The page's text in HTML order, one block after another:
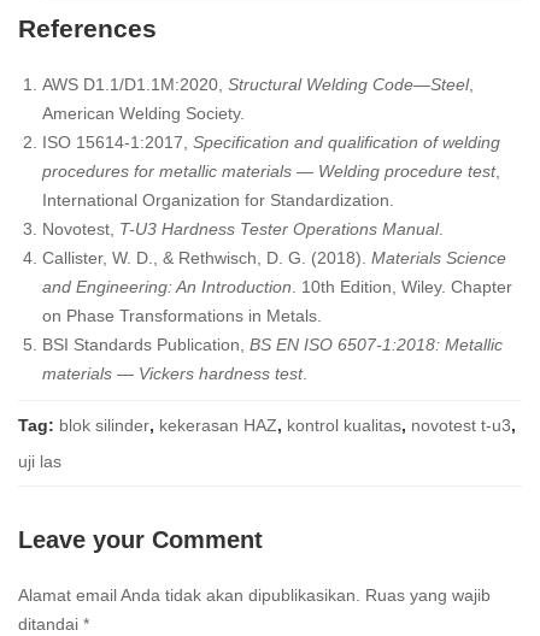
References
AWS D1.1/D1.1M:2020, Structural Welding Code—Steel,
American Welding Society.
ISO 15614-1:2017, Specification and qualification of welding
procedures for metallic materials — Welding procedure test,
International Organization for Standardization.
Novotest, T-U3 Hardness Tester Operations Manual.
Callister, W. D., & Rethwisch, D. G. (2018). Materials Science
and Engineering: An Introduction . 10th Edition, Wiley. Chapter
on Phase Transformations in Metals.
BSI Standards Publication, BS EN ISO 6507-1:2018: Metallic
materials — Vickers hardness test.
Tag: blok silinder, kekerasan HAZ, kontrol kualitas, novotest t-u3,
uji las
Leave your Comment
Alamat email Anda tidak akan dipublikasikan.
Ruas yang wajib
ditandai *